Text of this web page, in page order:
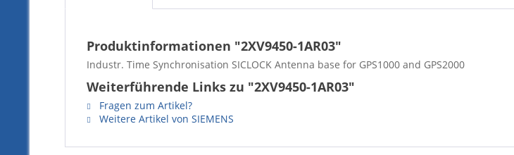
Produktinformationen "2XV9450-1AR03"
Industr. Time Synchronisation SICLOCK Antenna base for GPS1000 and GPS2000
Weiterführende Links zu "2XV9450-1AR03"
Fragen zum Artikel?
Weitere Artikel von SIEMENS